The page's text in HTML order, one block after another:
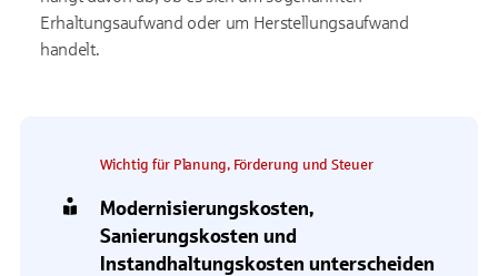
Erhaltungsaufwand oder um Herstellungsaufwand
handelt.
Wichtig für Planung, Förderung und Steuer
Modernisierungskosten,
Sanierungskosten und
Instandhaltungskosten unterscheiden